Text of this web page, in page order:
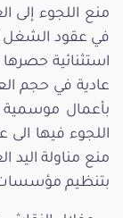
منع اللجوء إلى
في عقود الشغل
استثنائية
عادية في حجم
بأعمال
اللجوء فيها
منع مناولة اليد
بتنظيم مؤسسات